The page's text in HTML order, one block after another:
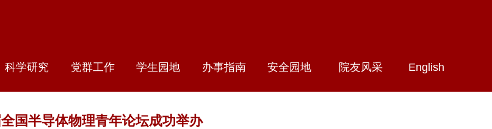
科学研究 党群工作 学生园地 办事指南 安全园地 院友风采 English
国半导体物理青年论坛成功举办